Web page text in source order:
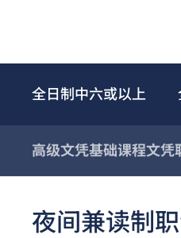
全日制中六或以上
高级文凭基础课程文凭
夜间兼读制